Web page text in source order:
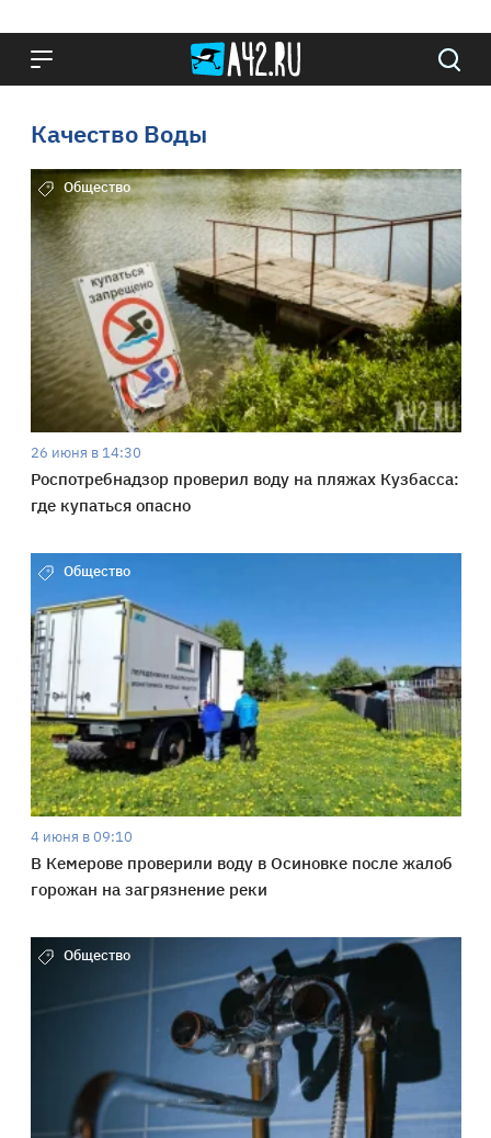
Качество Воды
Общество
26 июня в 14:30
Роспотребнадзор проверил воду на пляжах Кузбасса:
где купаться опасно
Общество
4 июня в 09:10
В Кемерове проверили воду в Осиновке после жалоб
горожан на загрязнение реки
Общество